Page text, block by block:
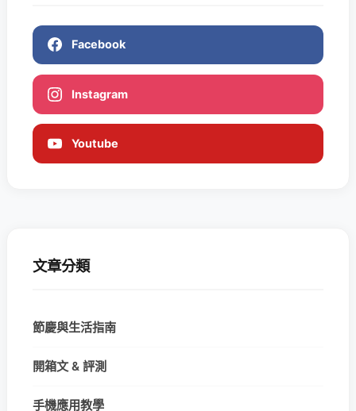
Facebook
Instagram
Youtube
文章分類
節慶與生活指南
開箱文 & 評測
手機應用教學